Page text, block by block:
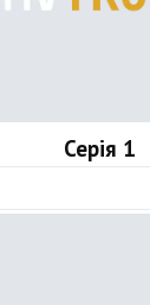
Серія 1